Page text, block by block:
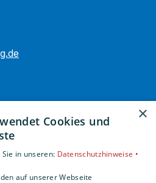
×
Cookies und
in unseren: Datenschutzhinweise •
auf unserer Webseite